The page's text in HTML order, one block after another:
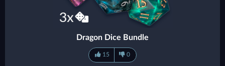
Dragon Dice Bundle
15 0